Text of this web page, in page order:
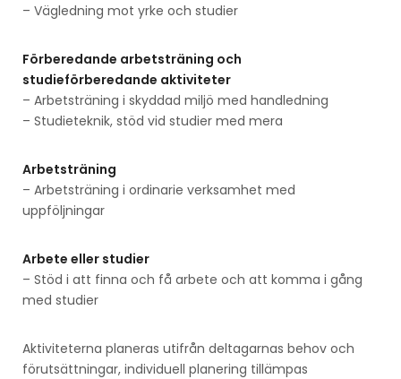
– Vägledning mot yrke och studier
Förberedande arbetsträning och
studieförberedande aktiviteter
– Arbetsträning i skyddad miljö med handledning
– Studieteknik, stöd vid studier med mera
Arbetsträning
– Arbetsträning i ordinarie verksamhet med
uppföljningar
Arbete eller studier
– Stöd i att finna och få arbete och att komma i gång
med studier
Aktiviteterna planeras utifrån deltagarnas behov och
förutsättningar, individuell planering tillämpas